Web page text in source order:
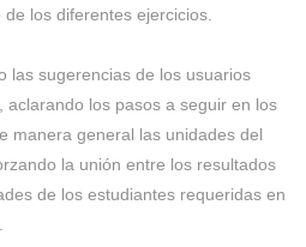
los diferentes ejercicios.
las sugerencias de los usuarios
aclarando los pasos a seguir en los
manera general las unidades del
la unión entre los resultados
de los estudiantes requeridas en